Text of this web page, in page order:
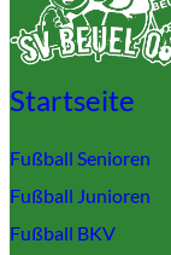
Startseite
Fußball Senioren
Fußball Junioren
Fußball BKV